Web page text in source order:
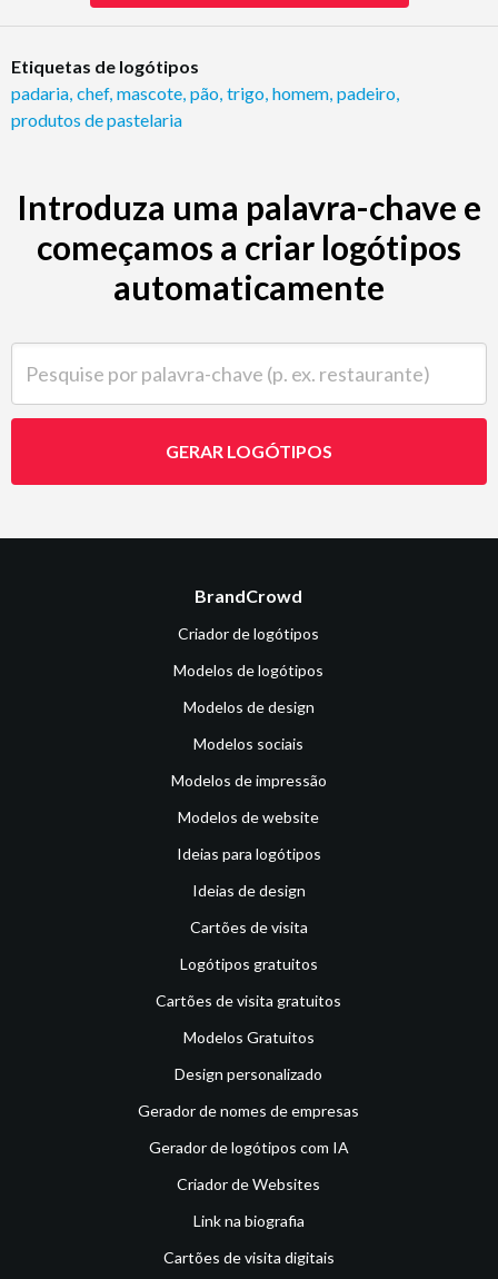
Etiquetas de logótipos
padaria chef, mascote pão trigo homem padeiro
produtos de pastelaria
Introduza uma palavra-chave e
começamos a criar logótipos
automaticamente
GERAR LOGÓTIPOS
BrandCrowd
Criador de logótipos
Modelos de logótipos
Modelos de design
Modelos sociais
Modelos de impressão
Modelos de website
Ideias para logótipos
Ideias de design
Cartões de visita
Logótipos gratuitos
Cartões de visita gratuitos
Modelos Gratuitos
Design personalizado
Gerador de nomes de empresas
Gerador de logótipos com IA
Criador de Websites
Link na biografia
Cartões de visita digitais